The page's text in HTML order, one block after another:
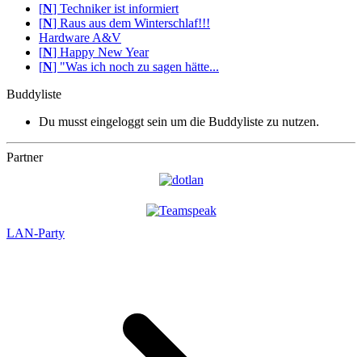
[N] Techniker ist informiert
[N] Raus aus dem Winterschlaf!!!
Hardware A&V
[N] Happy New Year
[N] "Was ich noch zu sagen hätte...
Buddyliste
Du musst eingeloggt sein um die Buddyliste zu nutzen.
Partner
LAN-Party